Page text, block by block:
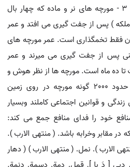
کندن لانه می پردازند. 2 و 3 - مورچه های نر و ماده که چهار بال
ملکه ) پس از جفت گیری می افتد و عمر
فقط تخمگذاری است. عمر مورچه های
پس از جفت گیری می میرند و عمر
ده ماه است. مورچه ها از نظر هوش و
غریزه کاملند و تاکنون در حدود 2000 گونه مورچه در روی زمین
و قوانین اجتماعی کاملند وبسیار
خود را فدای منافع جمع می کند:
در مقابر وخرابه باشد. ( منتهی الارب ).
الارب ). نمل. ( منتهی الارب ) ( دهار